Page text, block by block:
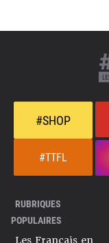
#SHOP
#TTFL
RUBRIQUES
POPULAIRES
Les Français en